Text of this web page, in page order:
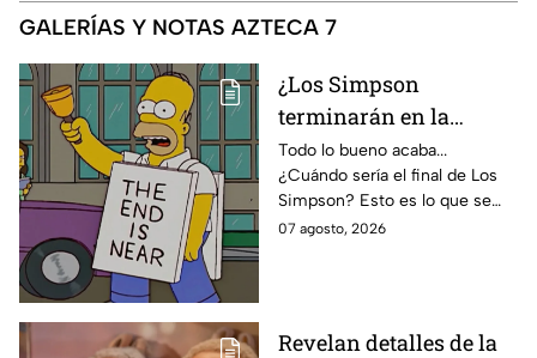
GALERÍAS Y NOTAS AZTECA 7
¿Los Simpson
terminarán en la
temporada 40? Actriz
de Bart Simpson da
IMPACTANTE
declaración
Todo lo bueno acaba...
¿Cuándo sería el final de Los
Simpson? Esto es lo que se
sabe:
07 agosto, 2026
Revelan detalles de la